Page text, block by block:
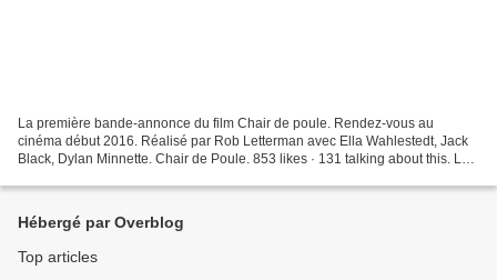
La première bande-annonce du film Chair de poule. Rendez-vous au
cinéma début 2016. Réalisé par Rob Letterman avec Ella Wahlestedt, Jack
Black, Dylan Minnette. Chair de Poule. 853 likes · 131 talking about this. Le
Hébergé par Overblog
Top articles